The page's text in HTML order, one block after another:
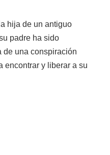
hija de un antiguo
padre ha sido
de una conspiración
encontrar y liberar a su